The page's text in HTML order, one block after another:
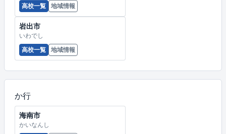
高校一覧
地域情報
岩出市
いわでし
高校一覧
地域情報
か行
海南市
かいなんし